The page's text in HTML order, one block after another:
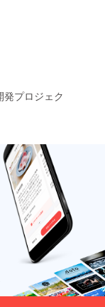
魔とロ
リータ
るスタ
ンドに
なりま
す。
「アク
リル製
のぞき
コマ」
両面に
牧師さ
んのイ
ラスト
が施さ
れたア
コン
フォー
ントダ
イTシャ
ツ 印
刷：シ
ルクス
クリー
ン（表1
版/裏1
版）
「プレ
イマッ
ト」 高
品質な
ラバー
ニセッ
したT
シャ
ツ。 サ
イズ：S
or M or
L or XL
カ
ラー：
Aパ
ターン-
ボディ/
ホワイ
ト
（White
or M or
Aパ
ターン-
ボディ/
ホワイ
ト
（White
）＋デ
ザイン
部/ブ
ラック
Bパ
ターン-
ボディ/
グレー
す。生
地感と
ある
comfort
colors
社のボ
ディを
使用
し、着
心地の
良いT
シャツ
となっ
ており
ます。
サイ
プロジェク